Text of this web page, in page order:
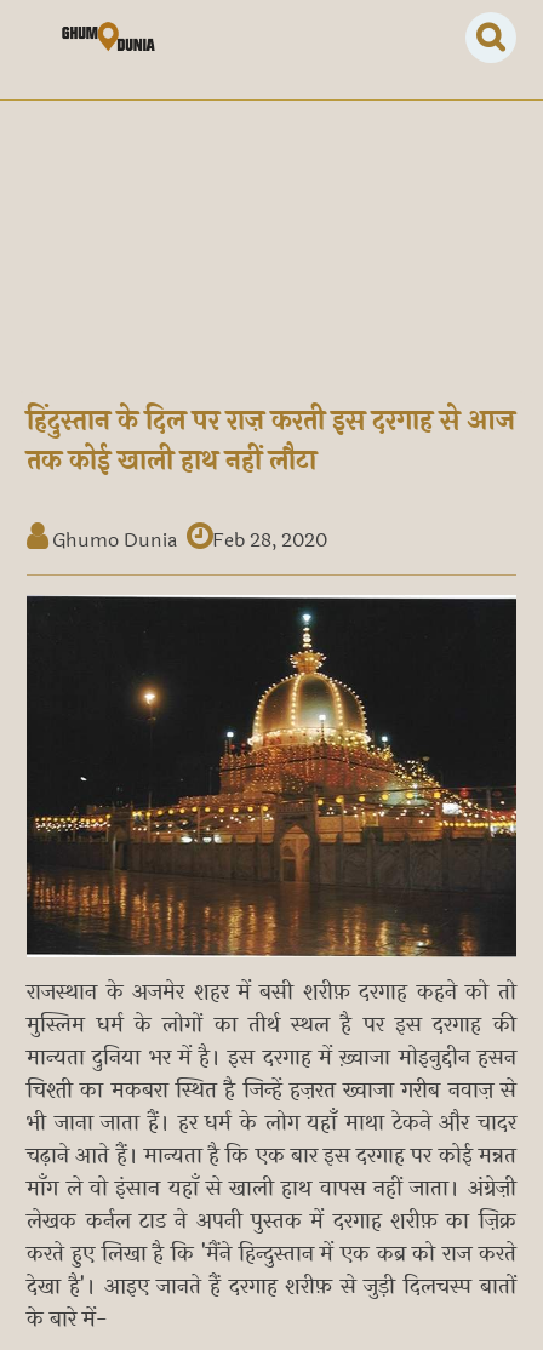
हिंदुस्तान के दिल पर राज़ करती इस दरगाह से आज
तक कोई खाली हाथ नहीं लौटा
Ghumo Dunia Feb 28, 2020
राजस्थान के अजमेर शहर में बसी शरीफ़ दरगाह कहने को तो
मुस्लिम धर्म के लोगों का तीर्थ स्थल है पर इस दरगाह की
मान्यता दुनिया भर में है। इस दरगाह में ख़्वाजा मोइनुद्दीन हसन
चिश्ती का मकबरा स्थित है जिन्हें हज़रत ख्वाजा गरीब नवाज़ से
भी जाना जाता हैं। हर धर्म के लोग यहाँ माथा टेकने और चादर
चढ़ाने आते हैं। मान्यता है कि एक बार इस दरगाह पर कोई मन्नत
माँग ले वो इंसान यहाँ से खाली हाथ वापस नहीं जाता। अंग्रेज़ी
लेखक कर्नल टाड ने अपनी पुस्तक में दरगाह शरीफ़ का ज़िक्र
करते हुए लिखा है कि 'मैंने हिन्दुस्तान में एक कब्र को राज करते
देखा है'। आइए जानते हैं दरगाह शरीफ़ से जुड़ी दिलचस्प बातों
के बारे में-